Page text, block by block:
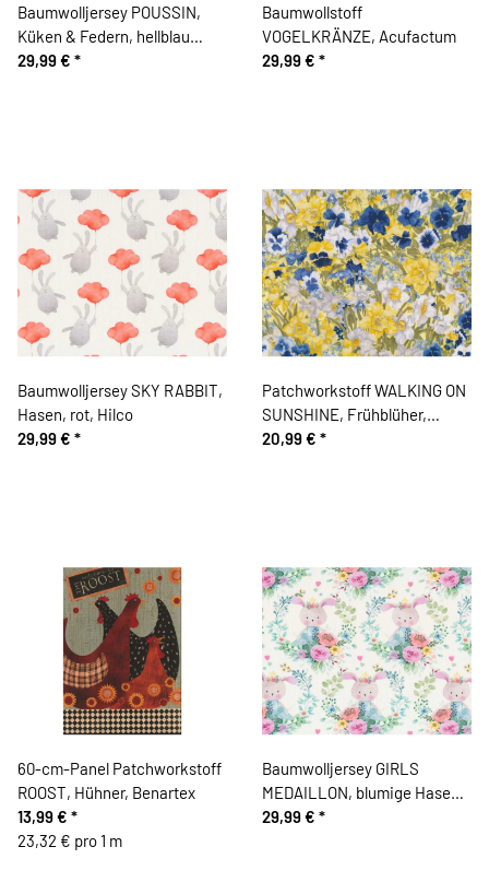
Baumwolljersey POUSSIN,
Küken & Federn, hellblau
meliert, Hilco
29,99 € *
Baumwollstoff
VOGELKRÄNZE, Acufactum
29,99 € *
Baumwolljersey SKY RABBIT,
Hasen, rot, Hilco
29,99 € *
Patchworkstoff WALKING ON
SUNSHINE, Frühblüher,
sonnengelb-dunkelblau
20,99 € *
60-cm-Panel Patchworkstoff
ROOST, Hühner, Benartex
13,99 € *
23,32 € pro 1 m
Baumwolljersey GIRLS
MEDAILLON, blumige Hasen,
Hilco
29,99 € *